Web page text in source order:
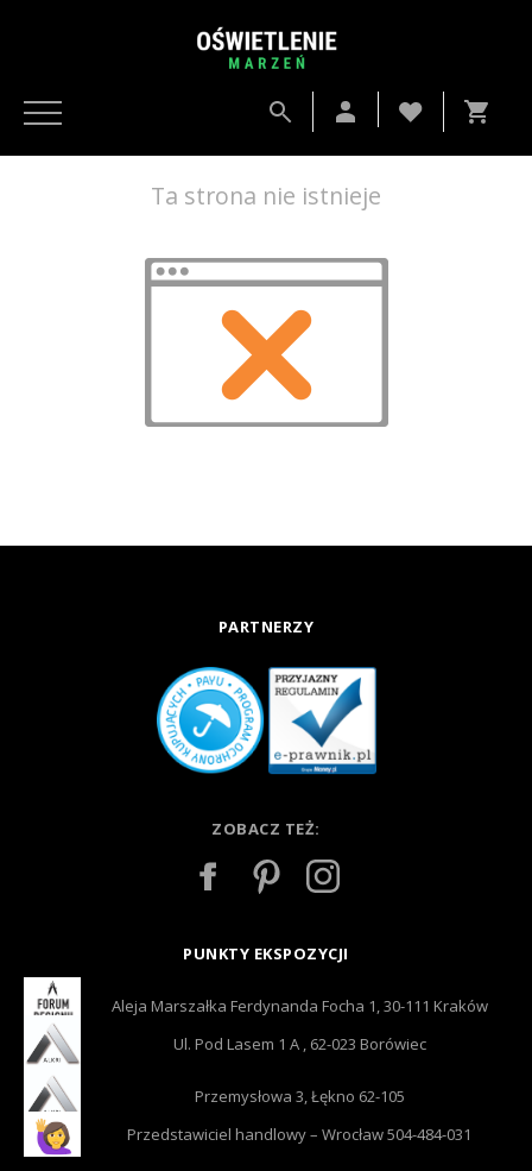
Ta strona nie istnieje
PARTNERZY
ZOBACZ TEŻ:
PUNKTY EKSPOZYCJI
Aleja Marszałka Ferdynanda Focha 1, 30-111 Kraków
Ul. Pod Lasem 1 A , 62-023 Borówiec
Przemysłowa 3, Łękno 62-105
Przedstawiciel handlowy – Wrocław 504-484-031